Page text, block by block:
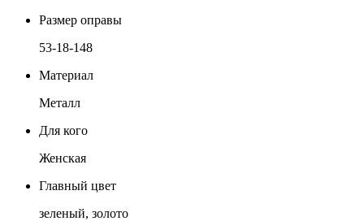
Размер оправы
53-18-148
Материал
Металл
Для кого
Женская
Главный цвет
зеленый, золото